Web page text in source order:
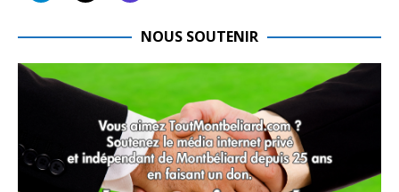
NOUS SOUTENIR